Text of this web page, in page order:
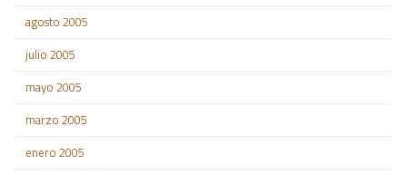
agosto 2005
julio 2005
mayo 2005
marzo 2005
enero 2005